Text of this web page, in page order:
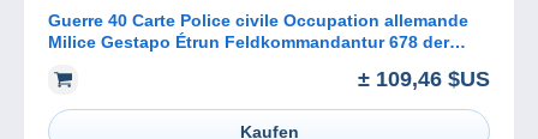
Guerre 40 Carte Police civile Occupation allemande
Milice Gestapo Étrun Feldkommandantur 678 der
± 109,46 $US
Kaufen